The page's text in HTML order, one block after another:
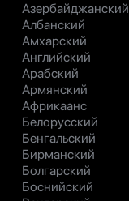
Азербайджанский
Албанский
Амхарский
Английский
Арабский
Армянский
Африкаанс
Белорусский
Бенгальский
Бирманский
Болгарский
Боснийский